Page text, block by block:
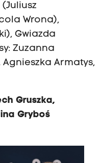
Wrona),
Gwiazda
Zuzanna
Armatys,
Gruszka,
Gryboś